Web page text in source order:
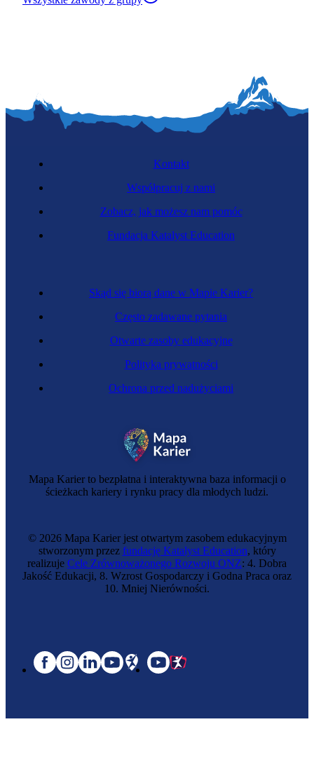
Mapa Karier to bezpłatna i interaktywna baza informacji o
ścieżkach kariery i rynku pracy dla młodych ludzi.
Skąd się biorą dane w Mapie Karier?
Często zadawane pytania
Otwarte zasoby edukacyjne
Polityka prywatności
Ochrona przed nadużyciami
Kontakt
Współpracuj z nami
Zobacz, jak możesz nam pomóc
Fundacja Katalyst Education
© 2026 Mapa Karier jest otwartym zasobem edukacyjnym
stworzonym przez fundację Katalyst Education, który
realizuje Cele Zrównoważonego Rozwoju ONZ: 4. Dobra
Jakość Edukacji, 8. Wzrost Gospodarczy i Godna Praca oraz
10. Mniej Nierówności.